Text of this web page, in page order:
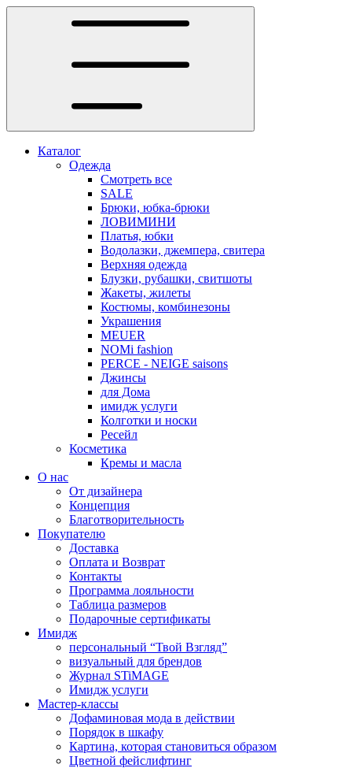
Каталог
Одежда
Смотреть все
SALE
Брюки, юбка-брюки
ЛОВИМИНИ
Платья, юбки
Водолазки, джемпера, свитера
Верхняя одежда
Блузки, рубашки, свитшоты
Жакеты, жилеты
Костюмы, комбинезоны
Украшения
MEUER
NOMi fashion
PERCE - NEIGE saisons
Джинсы
для Дома
имидж услуги
Колготки и носки
Ресейл
Косметика
Кремы и масла
О нас
От дизайнера
Концепция
Благотворительность
Покупателю
Доставка
Оплата и Возврат
Контакты
Программа лояльности
Таблица размеров
Подарочные сертификаты
Имидж
персональный “Твой Взгляд”
визуальный для брендов
Журнал STiMAGE
Имидж услуги
Мастер-классы
Дофаминовая мода в действии
Порядок в шкафу
Картина, которая становиться образом
Цветной фейслифтинг